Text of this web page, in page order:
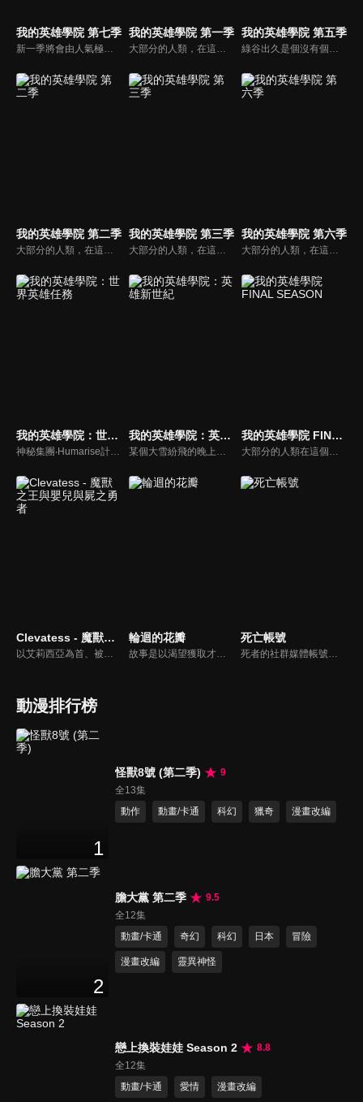
我的英雄學院 第七季
新一季將會由人氣極高的美國No.1英雄「星條旗Star and Stripe」揭開序章，其超強個性「新秩序」和死柄木弔之間的決鬥。
我的英雄學院 第一季
大部分的人類，在這個時代裡都擁有名為「個性」的力量，但有力量之人卻不一定都屬於正義的一方。只要邪惡出現的地方，必定會有英雄挺身而出拯救眾人。一名天生沒有力量的少年——綠谷出久從小就憧憬一位頂尖英雄，而他的夢想就是成為偉大的英雄，可是，沒有力量的他能實現自己的夢想嗎？
我的英雄學院 第五季
綠谷出久是個沒有個性的少年，但他仍憧憬並渴望成為英雄，也期望自己能進入培育英雄的菁英學校雄英高校就讀。但周圍的人都不看好沒有個性的他能成為英雄，讓他總是在他人的嘲笑與輕視中度過。直到他遇上了自己最仰慕的英雄，被人稱為「和平的象徵」的歐爾麥特，他的夢想將因此獲得會化為現實的可能性。
我的英雄學院 第二季
大部分的人類，在這個時代裡都擁有名為「個性」的力量，但有力量之人卻不一定都屬於正義的一方。只要邪惡出現的地方，必定會有英雄挺身而出拯救眾人。一名天生沒有力量的少年——綠谷出久從小就憧憬一位頂尖英雄，而他的夢想就是成為偉大的英雄，可是，沒有力量的他能實現自己的夢想嗎？
我的英雄學院 第三季
大部分的人類，在這個時代裡都擁有名為「個性」的力量，但有力量之人卻不一定都屬於正義的一方。只要邪惡出現的地方，必定會有英雄挺身而出拯救眾人。一名天生沒有力量的少年——綠谷出久從小就憧憬一位頂尖英雄，而他的夢想就是成為偉大的英雄，可是，沒有力量的他能實現自己的夢想嗎？
我的英雄學院 第六季
大部分的人類，在這個時代裡都擁有名為「個性」的力量，但有力量之人卻不一定都屬於正義的一方。只要邪惡出現的地方，必定會有英雄挺身而出拯救眾人。一名天生沒有力量的少年——綠谷出久從小就憧憬一位頂尖英雄，而他的夢想就是成為偉大的英雄，可是，沒有力量的他能實現自己的夢想嗎？
我的英雄學院：世界英雄任務
神秘集團‧Humarise計畫著殲滅世界上擁有「個性」的人類，為了拯救人們，世界各地的英雄便集結起來、組成了〈世界英雄選拔隊〉。以在進行實習的出久、爆豪跟轟為首，雄英高中英雄科的學生們也加入成為隊員，跟職業英雄們一起面對這場世界性的危機。
我的英雄學院：英雄新世紀
某個大雪紛飛的晚上，企圖破壞英雄社會的死柄木弔等人正打算秘密運送某樣「神秘物件」。事前已掌握他們動向的英雄們趕到現場、跟他們展開了一場激戰。混亂之中，死柄木弔等人帶著神秘物件逃走，並留下一句「實驗已經成功了」。
我的英雄學院 FINAL SEASON
大部分的人類在這個時代裡都擁有名為「個性」的力量，但有力量之人卻不一定都屬於正義的一方。只要邪惡出現的地方，必定會有英雄挺身而出拯救眾人。一名天生沒有力量的少年——綠谷出久從小夢想成為英雄，沒有力量的他能實現自己的夢想嗎？雖然困難重重，少年卻依舊不放棄，朝著自己的目標勇往前進。
Clevatess - 魔獸之王與嬰兒與屍之勇者 輪迴的花瓣
故事是以渴望獲取才能的高中生「扇寺東耶」為主角，描述他獲得了一把藉由藉開自己肉體獲得前世才能的「輪迴之枝」。在那個世界中，宮本武藏的劍術和數學家的超高速演算，與連續殺人犯的殺人技巧展開激戰。牛頓、愛因斯坦、畢卡索、南丁格爾…天才、異才、鬼才陸續登場，超人們的異能蹂躪日常生活就此展開。
死亡帳號
動漫排行榜
1
怪獸8號 (第二季)
9
全13集
動作
動畫/卡通 科幻 獵奇 漫畫改編
2
膽大黨 第二季
9.5
全12集
動畫/卡通
奇幻 科幻 日本 冒險
漫畫改編 靈異神怪
戀上換裝娃娃 Season 2
8.8
全12集
動畫/卡通
愛情 漫畫改編